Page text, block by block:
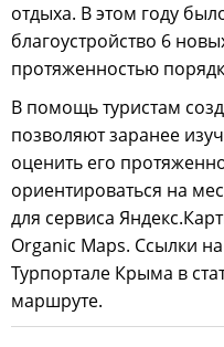
отдыха. В этом году
благоустройство 6
протяженностью
В помощь туристам
позволяют заранее
оценить его
ориентироваться на
для сервиса
Organic Maps. Ссылки
Турпортале Крыма в
маршруте.